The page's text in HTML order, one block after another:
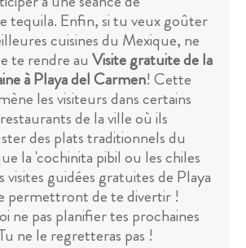
tequila. Enfin, si tu veux goûter
cuisines du Mexique, ne
te rendre au Visite gratuite de la
à Playa del Carmen! Cette
les visiteurs dans certains
de la ville où ils
des plats traditionnels du
la 'cochinita pibil ou les chiles
visites guidées gratuites de Playa
permettront de te divertir !
ne pas planifier tes prochaines
ne le regretteras pas !